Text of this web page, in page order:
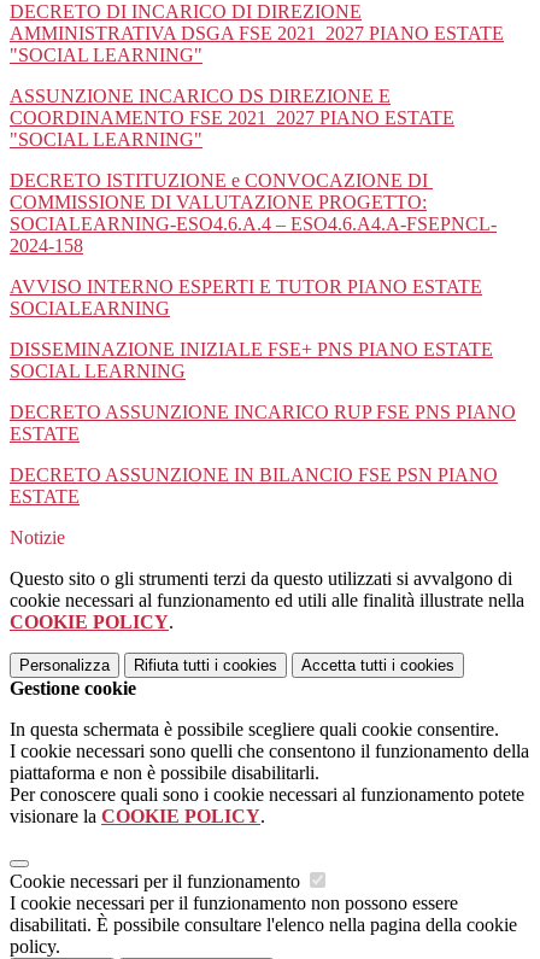
DECRETO DI INCARICO DI DIREZIONE
AMMINISTRATIVA DSGA FSE 2021_2027 PIANO ESTATE
"SOCIAL LEARNING"
ASSUNZIONE INCARICO DS DIREZIONE E
COORDINAMENTO FSE 2021_2027 PIANO ESTATE
"SOCIAL LEARNING"
DECRETO ISTITUZIONE e CONVOCAZIONE DI
COMMISSIONE DI VALUTAZIONE PROGETTO:
SOCIALEARNING-ESO4.6.A.4 – ESO4.6.A4.A-FSEPNCL-
2024-158
AVVISO INTERNO ESPERTI E TUTOR PIANO ESTATE
SOCIALEARNING
DISSEMINAZIONE INIZIALE FSE+ PNS PIANO ESTATE
SOCIAL LEARNING
DECRETO ASSUNZIONE INCARICO RUP FSE PNS PIANO
ESTATE
DECRETO ASSUNZIONE IN BILANCIO FSE PSN PIANO
ESTATE
Notizie
Questo sito o gli strumenti terzi da questo utilizzati si avvalgono di
cookie necessari al funzionamento ed utili alle finalità illustrate nella
COOKIE POLICY.
Personalizza Rifiuta tutti i cookies Accetta tutti i cookies
Gestione cookie
In questa schermata è possibile scegliere quali cookie consentire.
I cookie necessari sono quelli che consentono il funzionamento della
piattaforma e non è possibile disabilitarli.
Per conoscere quali sono i cookie necessari al funzionamento potete
visionare la COOKIE POLICY.
Cookie necessari per il funzionamento
I cookie necessari per il funzionamento non possono essere
disabilitati. È possibile consultare l'elenco nella pagina della cookie
policy.